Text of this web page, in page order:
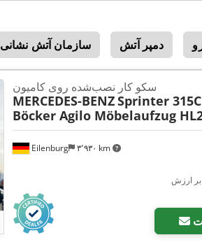
سازمان آتش نشانی دمپر آتش
Eilenburg ۳٬۹۳۰ km
سکو کار نصب‌شده روی کامیون
MERCEDES-BENZSprinter
Böcker Agilo Möbelaufzug
بر ارزش